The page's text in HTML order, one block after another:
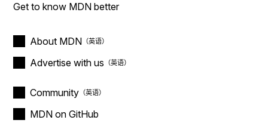
Get to know MDN better
About MDN
Advertise with us
Community
MDN on GitHub